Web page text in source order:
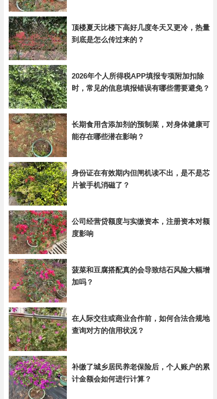
顶楼夏天比楼下高好几度冬天又更冷，热量
到底是怎么传过来的？
2026年个人所得税APP填报专项附加扣除
时，常见的信息填报错误有哪些需要避免？
长期食用含添加剂的预制菜，对身体健康可
能存在哪些潜在影响？
身份证在有效期内但闸机读不出，是不是芯
片被手机消磁了？
公司经营贷额度与实缴资本，注册资本对额
度影响
菠菜和豆腐搭配真的会导致结石风险大幅增
加吗？
在人际交往或商业合作前，如何合法合规地
查询对方的信用状况？
补缴了城乡居民养老保险后，个人账户的累
计金额会如何进行计算？